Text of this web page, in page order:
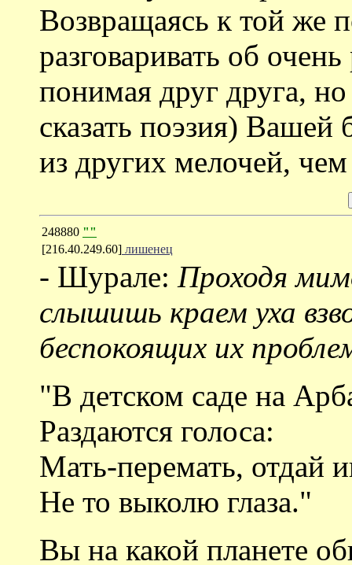
Возвращаясь к той же
разговаривать об
понимая друг друга,
сказать поэзия)
из других мелочей,
248880 ""
[216.40.249.60] лишенец
- Шурале: Проходя
слышишь краем уха
беспокоящих их
"В детском саде на
Раздаются голоса:
Мать-перемать, отдай
Не то выколю глаза."
Вы на какой планете